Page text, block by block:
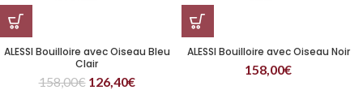
ALESSI Bouilloire avec Oiseau Bleu
Clair
158,00€ 126,40€
ALESSI Bouilloire avec Oiseau Noir
158,00€